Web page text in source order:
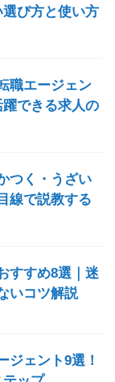
び方と使い方
職エージェン
躍できる求人の
つく・うざい
線で説教する
すすめ8選｜迷
いコツ解説
ジェント9選！